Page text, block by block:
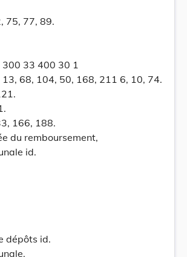
75, 77, 89.
33 400 30 1
68, 104, 50, 168, 211 6, 10, 74.
166, 188.
du remboursement,
id.
dépôts id.